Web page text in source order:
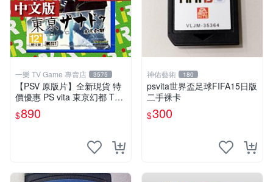
一樂 TV Game 專賣店 3575
【PSV 原版片】全新現貨 特
價優惠 PS vita 東京幻都 TOK
YO XANADU 中文版【台中一
樂電玩】
$890
神佑藝術 180
psvita世界盃足球FIFA15日版
二手裸卡
$300